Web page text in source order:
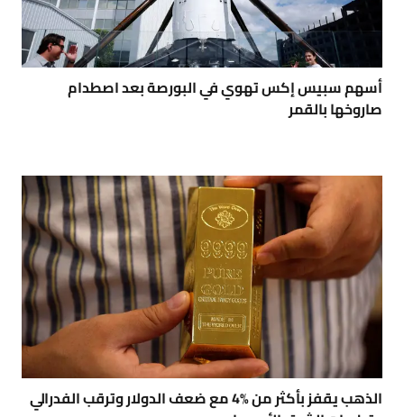
أسهم سبيس إكس تهوي في البورصة بعد اصطدام
صاروخها بالقمر
الذهب يقفز بأكثر من %4 مع ضعف الدولار وترقب الفدرالي